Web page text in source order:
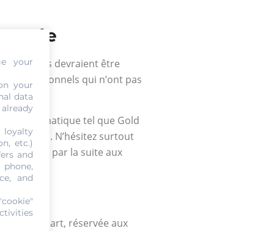
opérations devraient être
professionnels qui n’ont pas
la numismatique tel que Gold
fois. N’hésitez surtout
appel par la suite aux
la plupart, réservée aux
your
your
data
loyalty
etc.)
and
and